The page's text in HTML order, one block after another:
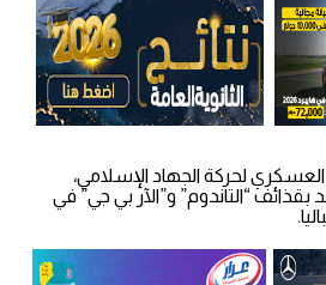
لحركة الجهاد الإسلامي،
بقذائف “التاندوم” و”الآر بي جي” في